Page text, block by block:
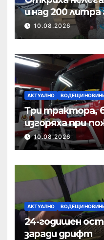
и над 200 литра
10.08.2026
АКТУАЛНО ВОДЕЩИ
Три трактора,
изгоряха при
база
10.08.2026
АКТУАЛНО ВОДЕЩИ
24-годишен
заради дрифт